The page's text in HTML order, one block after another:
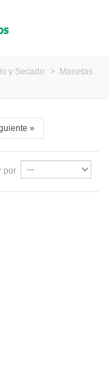
y Secado > Manetas
»
por